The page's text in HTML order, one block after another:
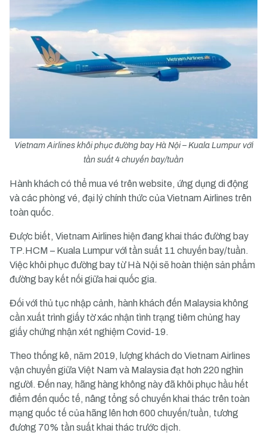
Vietnam Airlines khôi phục đường bay Hà Nội – Kuala Lumpur với
tần suất 4 chuyến bay/tuần
Hành khách có thể mua vé trên website, ứng dụng di động
và các phòng vé, đại lý chính thức của Vietnam Airlines trên
toàn quốc.
Được biết, Vietnam Airlines hiện đang khai thác đường bay
TP.HCM – Kuala Lumpur với tần suất 11 chuyến bay/tuần.
Việc khôi phục đường bay từ Hà Nội sẽ hoàn thiện sản phẩm
đường bay kết nối giữa hai quốc gia.
Đối với thủ tục nhập cảnh, hành khách đến Malaysia không
cần xuất trình giấy tờ xác nhận tình trạng tiêm chủng hay
giấy chứng nhận xét nghiệm Covid-19.
Theo thống kê, năm 2019, lượng khách do Vietnam Airlines
vận chuyển giữa Việt Nam và Malaysia đạt hơn 220 nghìn
người. Đến nay, hãng hàng không này đã khôi phục hầu hết
điểm đến quốc tế, nâng tổng số chuyến khai thác trên toàn
mạng quốc tế của hãng lên hơn 600 chuyến/tuần, tương
đương 70% tần suất khai thác trước dịch.